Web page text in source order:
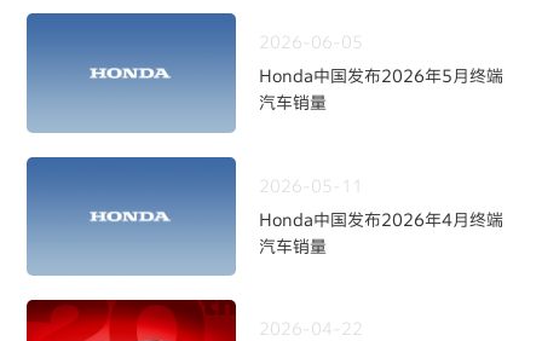
2026-06-05
Honda中国发布2026年5月终端
汽车销量
2026-05-11
Honda中国发布2026年4月终端
汽车销量
2026-04-22